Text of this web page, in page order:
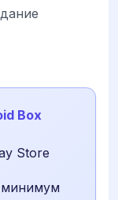
Box
Store